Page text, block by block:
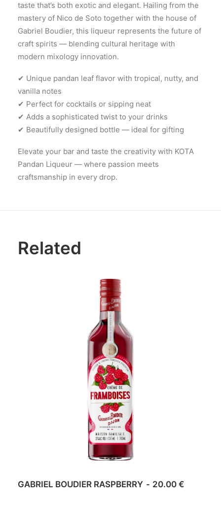
taste that’s both exotic and elegant. Hailing from the
mastery of Nico de Soto together with the house of
Gabriel Boudier, this liqueur represents the future of
craft spirits — blending cultural heritage with
modern mixology innovation.
✔ Unique pandan leaf flavor with tropical, nutty, and
vanilla notes
✔ Perfect for cocktails or sipping neat
✔ Adds a sophisticated twist to your drinks
✔ Beautifully designed bottle — ideal for gifting
Elevate your bar and taste the creativity with KOTA
Pandan Liqueur — where passion meets
craftsmanship in every drop.
Related
ADD TO CART
GABRIEL BOUDIER RASPBERRY 20.00€